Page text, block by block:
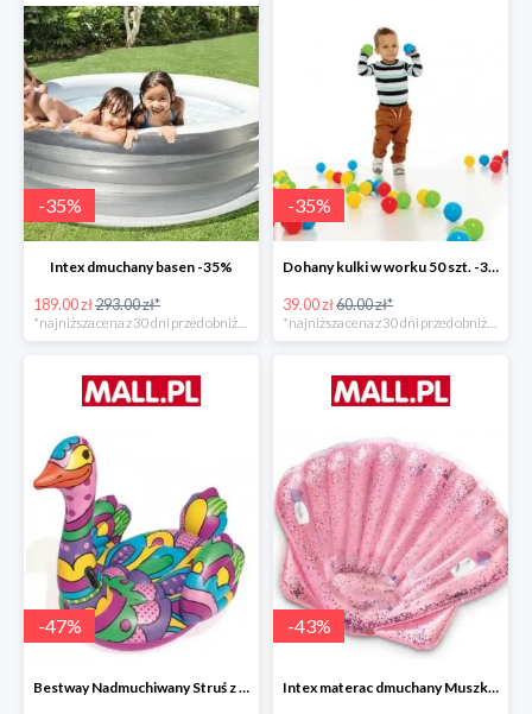
-35%
Intex dmuchany basen -35%
189.00 zł293.00 zł*
-35%
Dohany kulki w worku 50 szt. -35%
39.00 zł60.00 zł*
-47%
Bestway Nadmuchiwany Struś z uchwytami -47%
-43%
Intex materac dmuchany Muszka -42%